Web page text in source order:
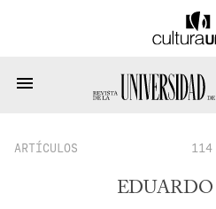
ARTÍCULOS 114
EDUARDO